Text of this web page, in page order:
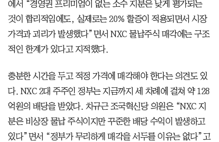
에서 “경영권 프리미엄이 없는 소수 지분은 낮게 평가되는
것이 합리적임에도, 실제로는 20% 할증이 적용되면서 시장
가격과 괴리가 발생했다”면서 NXC 물납주식 매각에는 구조
적인 한계가 있다고 지적했다.
충분한 시간을 두고 적정 가격에 매각해야 한다는 의견도 있
다. NXC 2대 주주인 정부는 지금까지 세 차례에 걸쳐 약 128
억원의 배당을 받았다. 차규근 조국혁신당 의원은 “NXC 지
분은 비상장 물납 주식이지만 꾸준한 배당 수익이 발생하고
있다”면서 “정부가 무리하게 매각을 서두를 이유는 없다”고